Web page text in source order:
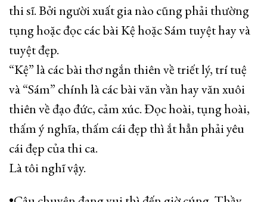
thi sĩ. Bởi người xuất gia nào cũng phải thường
tụng hoặc đọc các bài Kệ hoặc Sám tuyệt hay và
tuyệt đẹp.
“Kệ” là các bài thơ ngắn thiên về triết lý, trí tuệ
và “Sám” chính là các bài văn vần hay văn xuôi
thiên về đạo đức, cảm xúc. Đọc hoài, tụng hoài,
thấm ý nghĩa, thấm cái đẹp thì ắt hẳn phải yêu
cái đẹp của thi ca.
Là tôi nghĩ vậy.